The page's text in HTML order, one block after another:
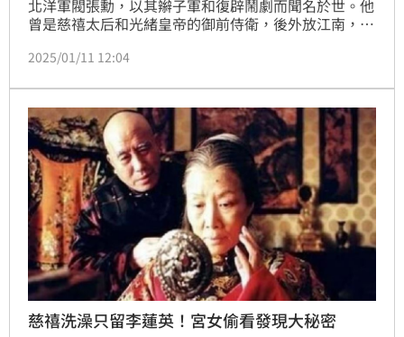
北洋軍閥張勳，以其辮子軍和復辟鬧劇而聞名於世。他
曾是慈禧太后和光緒皇帝的御前侍衛，後外放江南，成
「辮帥」。1917年，他趁黎元洪和段祺瑞鬧矛盾之
終。（記者唐家興）
2025/01/11 12:04
慈禧洗澡只留李蓮英！宮女偷看發現大秘密